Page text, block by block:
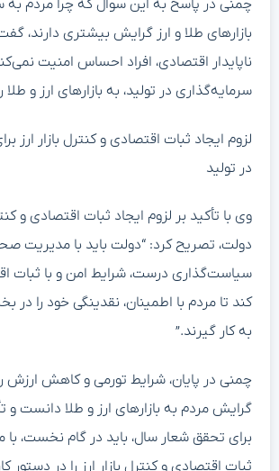
چمنی در پاسخ به این سوال که چرا مردم به
بازارهای طلا و ارز گرایش بیشتری دارند،
ناپایدار اقتصادی، افراد احساس امنیت
سرمایه‌گذاری در تولید، به بازارهای ارز و
لزوم ایجاد ثبات اقتصادی و کنترل بازار ارز
در تولید
وی با تأکید بر لزوم ایجاد ثبات اقتصادی و
دولت، تصریح کرد: “دولت باید با مدیریت
سیاست‌گذاری درست، شرایط امن و با ثبات
کند تا مردم با اطمینان، نقدینگی خود را
به کار گیرند.”
چمنی در پایان، شرایط تورمی و کاهش ارزش
گرایش مردم به بازارهای ارز و طلا دانست و
برای تحقق شعار سال، باید در گام نخست،
ثبات اقتصادی و کنترل بازار ارز را در دستور